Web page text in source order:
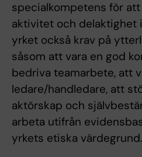
specialkompetens för
aktivitet och delaktighet
yrket också krav på
såsom att vara en god
bedriva teamarbete, att
ledare/handledare, att
aktörskap och
arbeta utifrån
yrkets etiska värdegrund.